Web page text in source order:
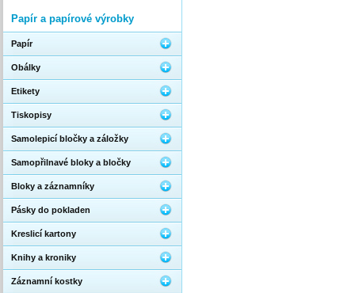
Papír a papírové výrobky
Papír
Obálky
Etikety
Tiskopisy
Samolepicí bločky a záložky
Samopřilnavé bloky a bločky
Bloky a záznamníky
Pásky do pokladen
Kreslicí kartony
Knihy a kroniky
Záznamní kostky